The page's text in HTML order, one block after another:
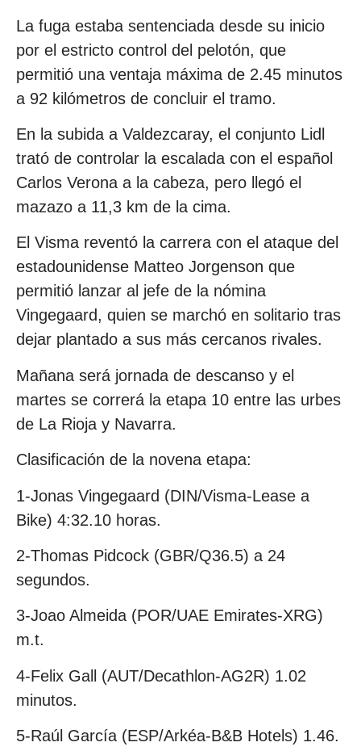
La fuga estaba sentenciada desde su inicio
por el estricto control del pelotón, que
permitió una ventaja máxima de 2.45 minutos
a 92 kilómetros de concluir el tramo.
En la subida a Valdezcaray, el conjunto Lidl
trató de controlar la escalada con el español
Carlos Verona a la cabeza, pero llegó el
mazazo a 11,3 km de la cima.
El Visma reventó la carrera con el ataque del
estadounidense Matteo Jorgenson que
permitió lanzar al jefe de la nómina
Vingegaard, quien se marchó en solitario tras
dejar plantado a sus más cercanos rivales.
Mañana será jornada de descanso y el
martes se correrá la etapa 10 entre las urbes
de La Rioja y Navarra.
Clasificación de la novena etapa:
1-Jonas Vingegaard (DIN/Visma-Lease a
Bike) 4:32.10 horas.
2-Thomas Pidcock (GBR/Q36.5) a 24
segundos.
3-Joao Almeida (POR/UAE Emirates-XRG)
m.t.
4-Felix Gall (AUT/Decathlon-AG2R) 1.02
minutos.
5-Raúl García (ESP/Arkéa-B&B Hotels) 1.46.